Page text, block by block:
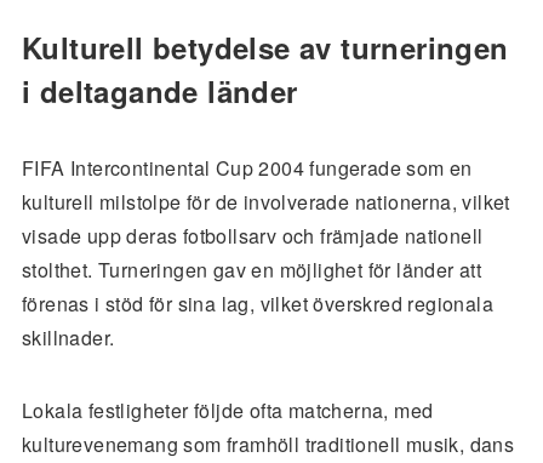
Kulturell betydelse av turneringen
i deltagande länder
FIFA Intercontinental Cup 2004 fungerade som en
kulturell milstolpe för de involverade nationerna, vilket
visade upp deras fotbollsarv och främjade nationell
stolthet. Turneringen gav en möjlighet för länder att
förenas i stöd för sina lag, vilket överskred regionala
skillnader.
Lokala festligheter följde ofta matcherna, med
kulturevenemang som framhöll traditionell musik, dans